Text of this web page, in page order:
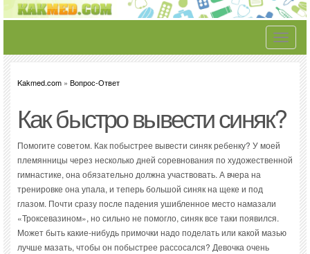
Toggle
Kakmed.com » Вопрос-Ответ
Как быстро вывести синяк?
Помогите советом. Как побыстрее вывести синяк ребенку? У моей
племянницы через несколько дней соревнования по художественной
гимнастике, она обязательно должна участвовать. А вчера на
тренировке она упала, и теперь большой синяк на щеке и под
глазом. Почти сразу после падения ушибленное место намазали
«Троксевазином», но сильно не помогло, синяк все таки появился.
Может быть какие-нибудь примочки надо поделать или какой мазью
лучше мазать, чтобы он побыстрее рассосался? Девочка очень